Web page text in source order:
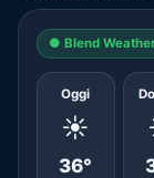
● Blend
Oggi
☀️
36°